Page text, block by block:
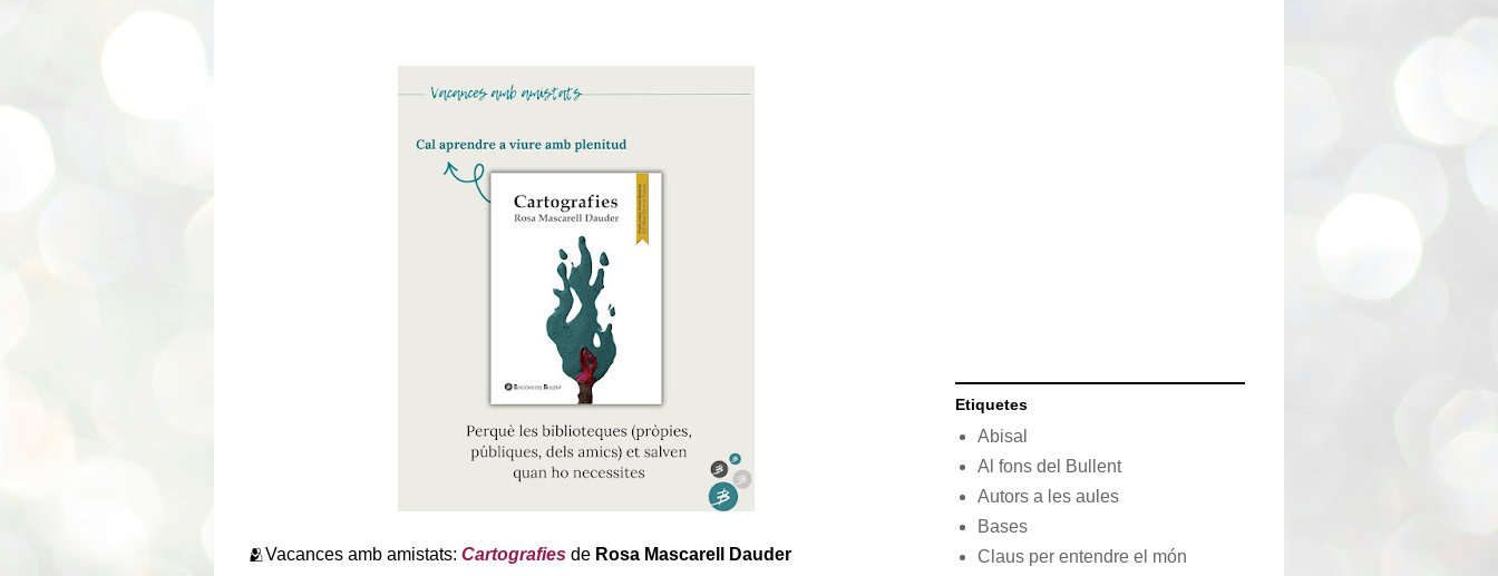
🫂Vacances amb amistats: Cartografies de Rosa Mascarell Dauder
Etiquetes
Abisal
Al fons del Bullent
Autors a les aules
Bases
Claus per entendre el món